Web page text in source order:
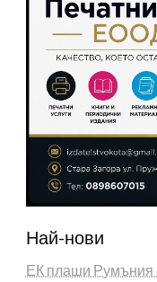
Най-нови
ЕК плаши Румъния